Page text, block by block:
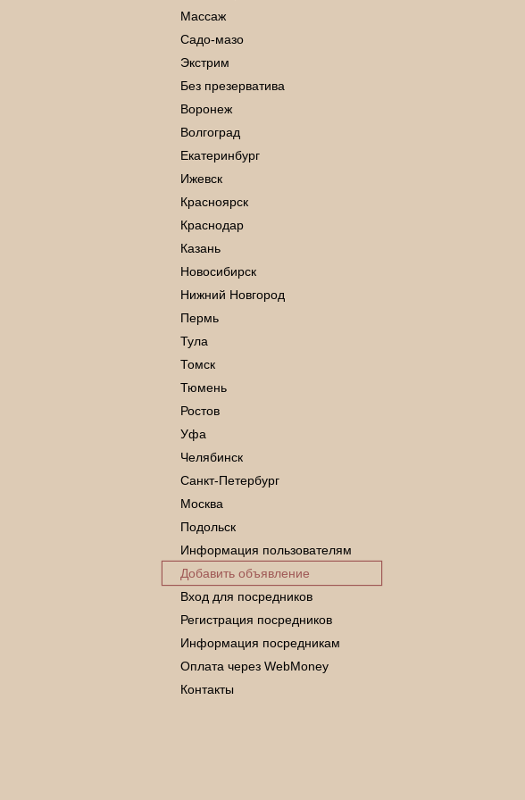
Массаж
Садо-мазо
Экстрим
Без презерватива
Воронеж
Волгоград
Екатеринбург
Ижевск
Красноярск
Краснодар
Казань
Новосибирск
Нижний Новгород
Пермь
Тула
Томск
Тюмень
Ростов
Уфа
Челябинск
Санкт-Петербург
Москва
Подольск
Информация пользователям
Добавить объявление
Вход для посредников
Регистрация посредников
Информация посредникам
Оплата через WebMoney
Контакты